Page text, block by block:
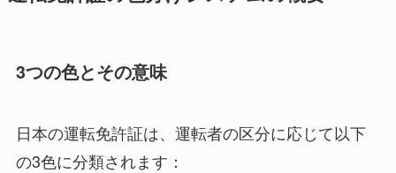
3つの色とその意味
日本の運転免許証は、運転者の区分に応じて以下
の3色に分類されます：